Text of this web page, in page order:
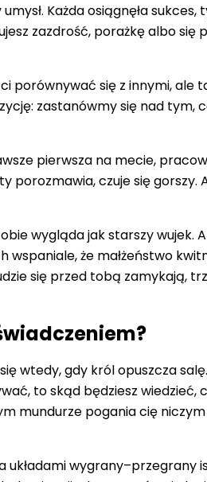
Każda osiągnęła
zazdrość, porażkę albo się
porównywać się z innymi, ale
zastanówmy się nad tym,
pierwsza na mecie,
porozmawia, czuje się gorszy.
wygląda jak starszy wujek. A
że małżeństwo
się przed tobą zamykają,
wtedy, gdy król opuszcza
to skąd będziesz wiedzieć,
mundurze pogania cię niczym
wygrany–przegrany